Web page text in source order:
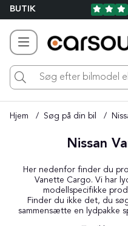
BUTIK
Hjem Søg på din bil
Nissan
Her nedenfor finder du
Vanette Cargo. Vi har
modellspecifikke
Finder du ikke det, du
sammensætte en lydpakke